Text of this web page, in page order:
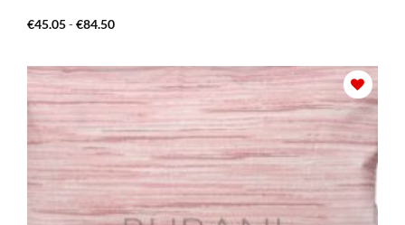
€45.05-€84.50Fascia
€45.05
€84.50
Aggiungi
dei